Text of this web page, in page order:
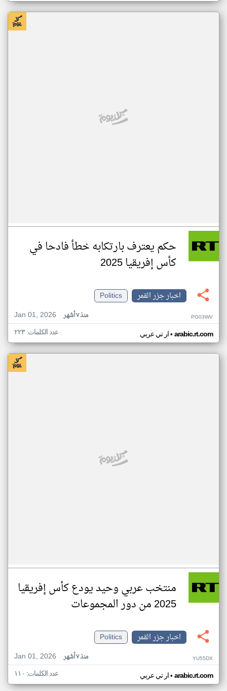
حكم يعترف بارتكابه خطأ فادحا في
كأس إفريقيا 2025
اخبار جزر القمر
Politics
Jan 01, 2026
منذ ٧ أشهر PG03WV
ار تي عربي• arabic.rt.com عدد الكلمات: ٢٢٣
منتخب عربي وحيد يودع كأس إفريقيا
2025 من دور المجموعات
اخبار جزر القمر
Politics
Jan 01, 2026
منذ ٧ أشهر YU55DX
ار تي عربي• arabic.rt.com عدد الكلمات: ١١٠